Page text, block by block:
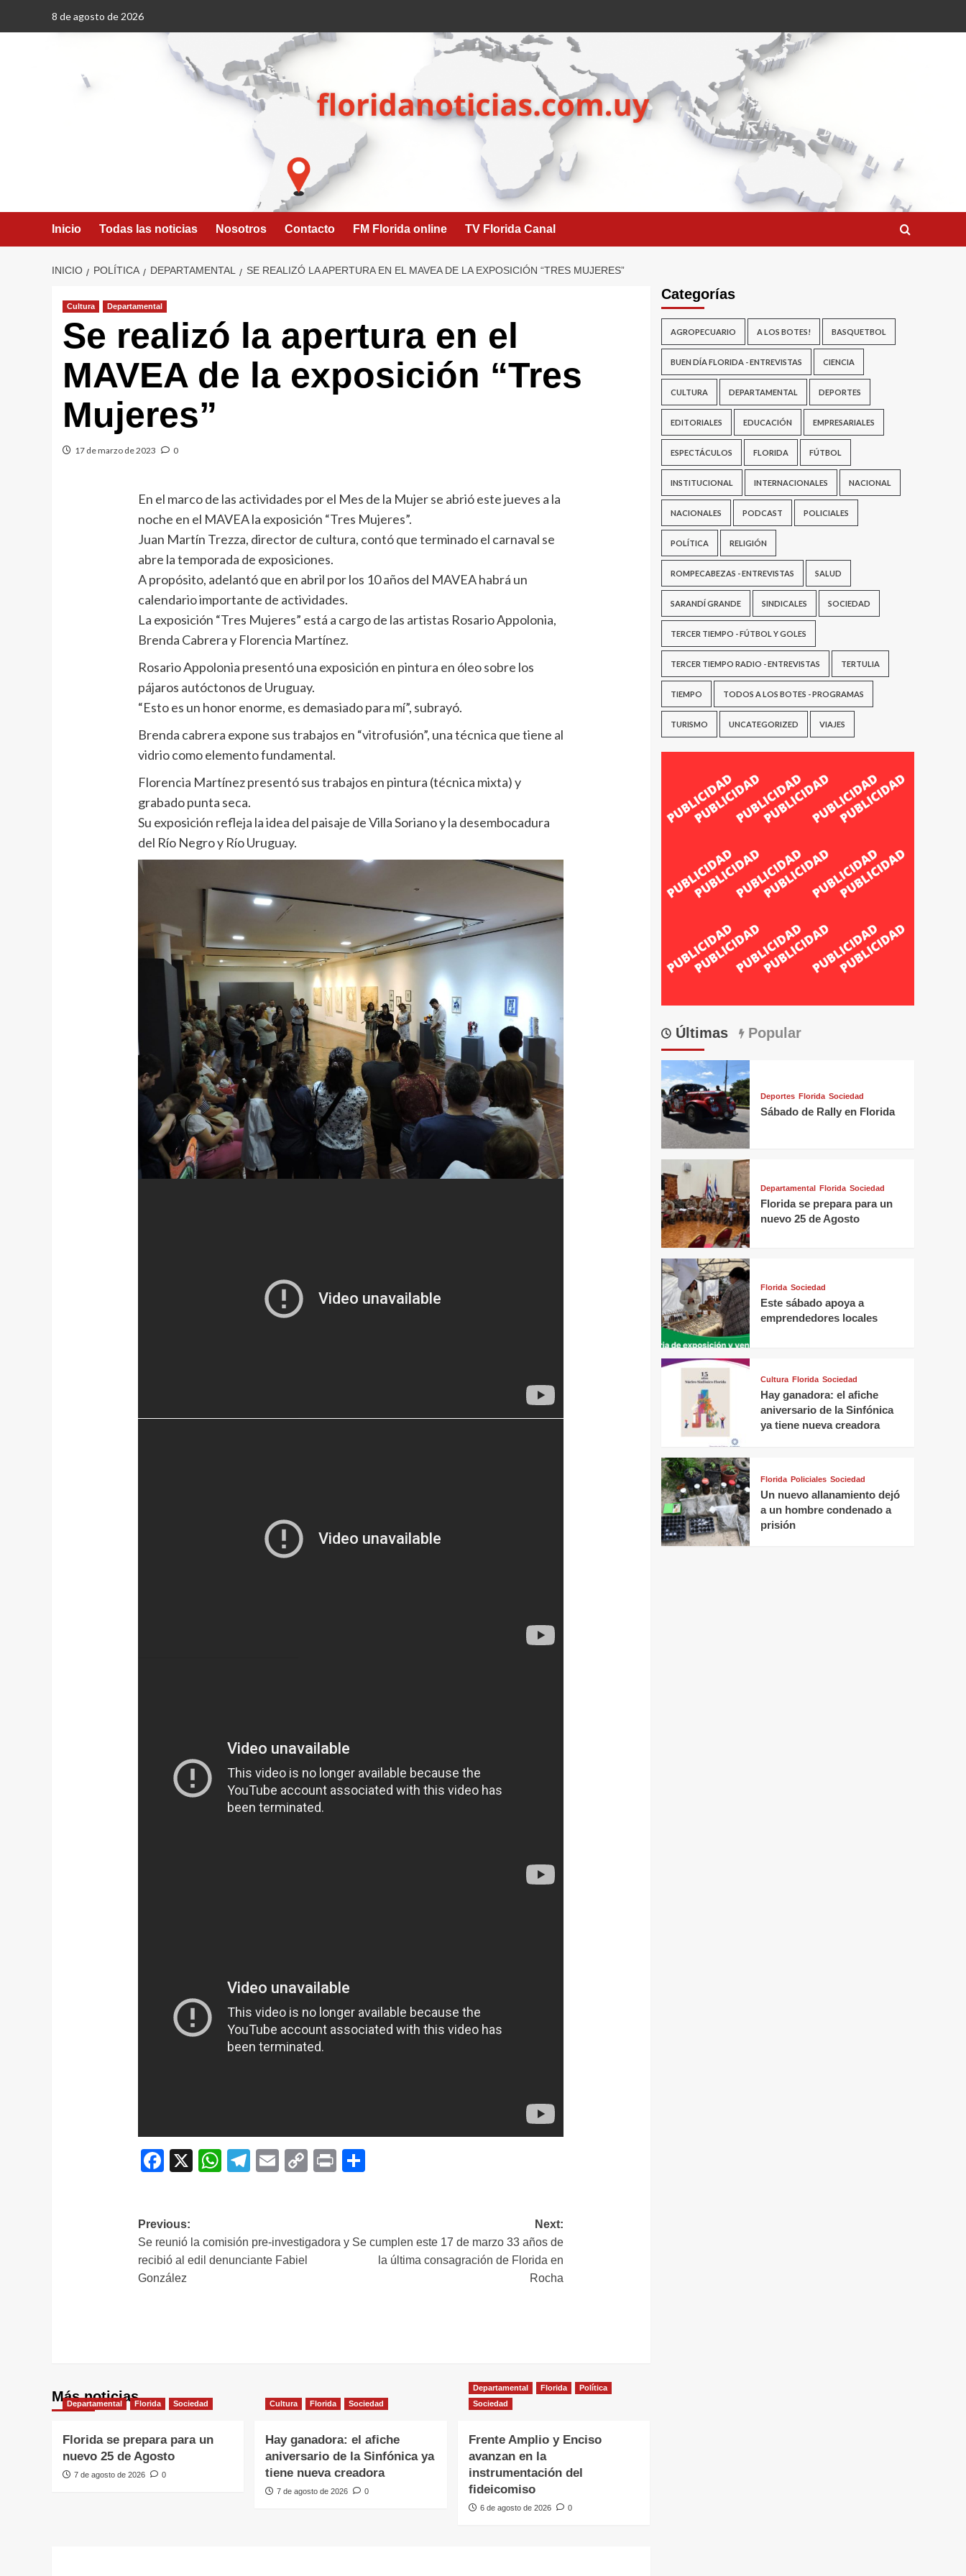
8 de agosto de 2026
Inicio Todas las noticias Nosotros Contacto FM Florida online TV Florida Canal
INICIO POLÍTICA DEPARTAMENTAL SE REALIZÓ LA APERTURA EN EL MAVEA DE LA EXPOSICIÓN “TRES MUJERES”
Cultura Departamental
Se realizó la apertura en el
MAVEA de la exposición “Tres
Mujeres”
17 de marzo de 2023 0
En el marco de las actividades por el Mes de la Mujer se abrió este jueves a la
noche en el MAVEA la exposición “Tres Mujeres”.
Juan Martín Trezza, director de cultura, contó que terminado el carnaval se
abre la temporada de exposiciones.
A propósito, adelantó que en abril por los 10 años del MAVEA habrá un
calendario importante de actividades.
La exposición “Tres Mujeres” está a cargo de las artistas Rosario Appolonia,
Brenda Cabrera y Florencia Martínez.
Rosario Appolonia presentó una exposición en pintura en óleo sobre los
pájaros autóctonos de Uruguay.
“Esto es un honor enorme, es demasiado para mí”, subrayó.
Brenda cabrera expone sus trabajos en “vitrofusión”, una técnica que tiene al
vidrio como elemento fundamental.
Florencia Martínez presentó sus trabajos en pintura (técnica mixta) y
grabado punta seca.
Su exposición refleja la idea del paisaje de Villa Soriano y la desembocadura
del Río Negro y Río Uruguay.
Facebook
X WhatsApp
Telegram
EmailCopyPrint
Navegación
de
entradas
Previous:
Se reunió la comisión pre-investigadora y
recibió al edil denunciante Fabiel
González
Next:
Se cumplen este 17 de marzo 33 años de
la última consagración de Florida en
Rocha
Más noticias
Departamental Florida Sociedad
Florida se prepara para un
nuevo 25 de Agosto
7 de agosto de 2026 0
Cultura Florida Sociedad
Hay ganadora: el afiche
aniversario de la Sinfónica ya
tiene nueva creadora
7 de agosto de 2026 0
Departamental Florida
Política
Sociedad
Frente Amplio y Enciso
avanzan en la
instrumentación del
fideicomiso
6 de agosto de 2026 0
Categorías
AGROPECUARIO A LOS BOTES! BASQUETBOL
BUEN DÍA FLORIDA - ENTREVISTAS CIENCIA
CULTURA DEPARTAMENTAL DEPORTES
EDITORIALES EDUCACIÓN EMPRESARIALES
ESPECTÁCULOS FLORIDA FÚTBOL
INSTITUCIONAL INTERNACIONALES NACIONAL
NACIONALES PODCAST POLICIALES
POLÍTICA RELIGIÓN
ROMPECABEZAS - ENTREVISTAS SALUD
SARANDÍ GRANDE SINDICALES SOCIEDAD
TERCER TIEMPO - FÚTBOL Y GOLES
TERCER TIEMPO RADIO - ENTREVISTAS TERTULIA
TIEMPO TODOS A LOS BOTES - PROGRAMAS
TURISMO UNCATEGORIZED VIAJES
Últimas Popular
Deportes Florida Sociedad
Sábado de Rally en Florida
Departamental Florida Sociedad
Florida se prepara para un
nuevo 25 de Agosto
Florida Sociedad
Este sábado apoya a
emprendedores locales
Cultura Florida Sociedad
Hay ganadora: el afiche
aniversario de la Sinfónica
ya tiene nueva creadora
Florida Policiales Sociedad
Un nuevo allanamiento dejó
a un hombre condenado a
prisión